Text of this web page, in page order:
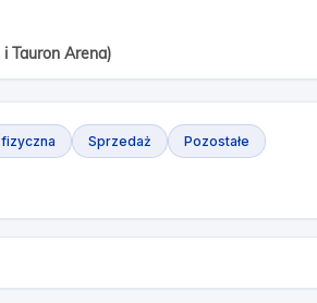
Tauron Arena)
Sprzedaż Pozostałe